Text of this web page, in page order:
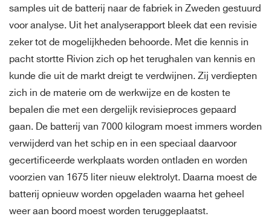
samples uit de batterij naar de fabriek in Zweden gestuurd
voor analyse. Uit het analyserapport bleek dat een revisie
zeker tot de mogelijkheden behoorde. Met die kennis in
pacht stortte Rivion zich op het terughalen van kennis en
kunde die uit de markt dreigt te verdwijnen. Zij verdiepten
zich in de materie om de werkwijze en de kosten te
bepalen die met een dergelijk revisieproces gepaard
gaan. De batterij van 7000 kilogram moest immers worden
verwijderd van het schip en in een speciaal daarvoor
gecertificeerde werkplaats worden ontladen en worden
voorzien van 1675 liter nieuw elektrolyt. Daarna moest de
batterij opnieuw worden opgeladen waarna het geheel
weer aan boord moest worden teruggeplaatst.